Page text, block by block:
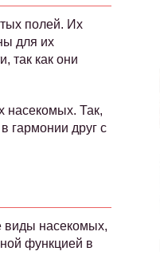
полей. Их
для их
так как они
насекомых. Так,
гармонии друг с
виды насекомых,
функцией в